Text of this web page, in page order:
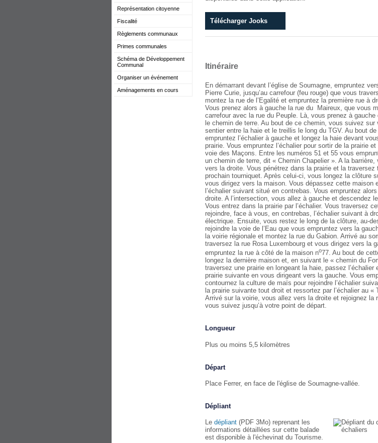
Représentation citoyenne
Fiscalité
Règlements communaux
Primes communales
Schéma de Développement
Communal
Organiser un événement
Aménagements en cours
Télécharger Jooks
Itinéraire
En démarrant devant l’église de Soumagne, empruntez
Pierre Curie, jusqu’au carrefour (feu rouge) que vous
montez la rue de l’Egalité et empruntez la première rue à
Vous prenez alors à gauche la rue du Maireux, que vous
carrefour avec la rue du Peuple. Là, vous prenez à
le chemin de terre. Au bout de ce chemin, vous suivez sur
sentier entre la haie et le treillis le long du TGV. Au bout
empruntez l’échalier à gauche et longez la haie devant
prairie. Vous empruntez l’échalier pour sortir de la prairie
voie des Maçons. Entre les numéros 51 et 55 vous
un chemin de terre, dit « Chemin Chapelier ». A la barrière,
vers la droite. Vous pénétrez dans la prairie et la traversez
prochain tourniquet. Après celui-ci, vous longez la clôture
vous dirigez vers la maison. Vous dépassez cette maison
l’échalier suivant situé en contrebas. Vous empruntez
droite. A l’intersection, vous allez à gauche et descendez
Vous entrez dans la prairie par l’échalier. Vous traversez
rejoindre, face à vous, en contrebas, l’échalier suivant à
électrique. Ensuite, vous restez le long de la clôture, au-
rejoindre la voie de l’Eau que vous empruntez vers la
la voirie régionale et montez la rue du Gabion. Arrivé au
traversez la rue Rosa Luxembourg et vous dirigez vers la
empruntez la rue à côté de la maison no77. Au bout de
longez la dernière maison et, en suivant le « chemin du
traversez une prairie en longeant la haie, passez l’échalier
prairie suivante en vous dirigeant vers la gauche. Vous
contournez la culture de maïs pour rejoindre l’échalier
la prairie suivante tout droit et ressortez par l’échalier au «
Arrivé sur la voirie, vous allez vers la droite et rejoignez la
vous suivez jusqu’à votre point de départ.
Longueur
Plus ou moins 5,5 kilomètres
Départ
Place Ferrer, en face de l'église de Soumagne-vallée.
Dépliant
Le dépliant (PDF 3Mo) reprenant les
informations détaillées sur cette balade
est disponible à l'échevinat du Tourisme.